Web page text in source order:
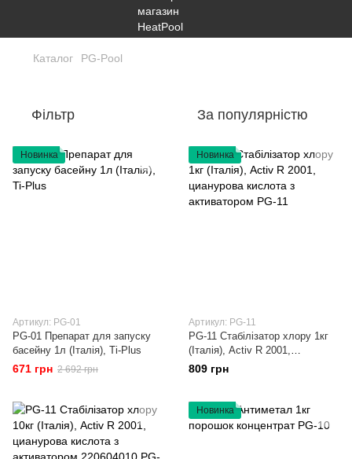
Каталог PG-Pool
Фільтр За популярністю
Новинка
Артикул: PG-01
PG-01 Препарат для запуску
басейну 1л (Італія), Ti-Plus
671 грн 2 692 грн
Новинка
Артикул: PG-11
PG-11 Стабілізатор хлору 1кг
(Італія), Activ R 2001,
цианурова кислота з
активатором PG-11
809 грн
Новинка